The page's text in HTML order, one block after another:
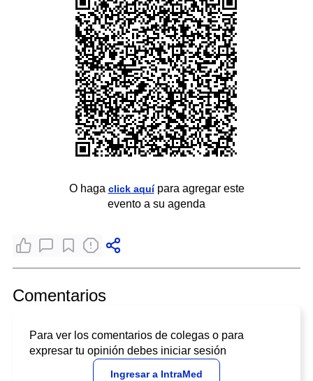
O haga click aquípara agregar este
evento a su agenda
Comentarios
Para ver los comentarios de colegas o para
expresar tu opinión debes iniciar sesión
Ingresar a IntraMed